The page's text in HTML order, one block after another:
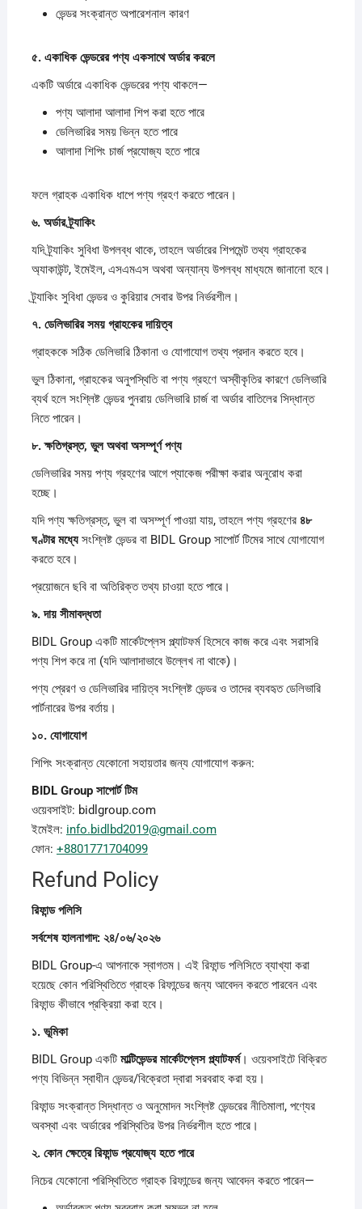
ভেন্ডর সংক্রান্ত অপারেশনাল কারণ
৫. একাধিকভেন্ডরেরপণ্যএকসাথেঅর্ডারকরলে
একটি অর্ডারে একাধিক ভেন্ডরের পণ্য থাকলে—
পণ্য আলাদা আলাদা শিপ করা হতে পারে
ডেলিভারির সময় ভিন্ন হতে পারে
আলাদা শিপিং চার্জ প্রযোজ্য হতে পারে
ফলে গ্রাহক একাধিক ধাপে পণ্য গ্রহণ করতে পারেন।
৬. অর্ডারট্র্যাকিং
যদি ট্র্যাকিং সুবিধা উপলব্ধ থাকে, তাহলে অর্ডারের শিপমেন্ট তথ্য গ্রাহকের
অ্যাকাউন্ট, ইমেইল, এসএমএস অথবা অন্যান্য উপলব্ধ মাধ্যমে জানানো হবে।
ট্র্যাকিং সুবিধা ভেন্ডর ও কুরিয়ার সেবার উপর নির্ভরশীল।
৭. ডেলিভারিরসময়গ্রাহকেরদায়িত্ব
গ্রাহককে সঠিক ডেলিভারি ঠিকানা ও যোগাযোগ তথ্য প্রদান করতে হবে।
ভুল ঠিকানা, গ্রাহকের অনুপস্থিতি বা পণ্য গ্রহণে অস্বীকৃতির কারণে ডেলিভারি
ব্যর্থ হলে সংশ্লিষ্ট ভেন্ডর পুনরায় ডেলিভারি চার্জ বা অর্ডার বাতিলের সিদ্ধান্ত
নিতে পারেন।
৮.ক্ষতিগ্রস্ত, ভুলঅথবাঅসম্পূর্ণপণ্য
ডেলিভারির সময় পণ্য গ্রহণের আগে প্যাকেজ পরীক্ষা করার অনুরোধ করা
হচ্ছে।
যদি পণ্য ক্ষতিগ্রস্ত, ভুল বা অসম্পূর্ণ পাওয়া যায়, তাহলে পণ্য গ্রহণের ৪৮
ঘণ্টারমধ্যেসংশ্লিষ্ট ভেন্ডর বা BIDL Group সাপোর্ট টিমের সাথে যোগাযোগ
করতে হবে।
প্রয়োজনে ছবি বা অতিরিক্ত তথ্য চাওয়া হতে পারে।
৯.দায়সীমাবদ্ধতা
BIDL Group একটি মার্কেটপ্লেস প্ল্যাটফর্ম হিসেবে কাজ করে এবং সরাসরি
পণ্য শিপ করে না (যদি আলাদাভাবে উল্লেখ না থাকে)।
পণ্য প্রেরণ ও ডেলিভারির দায়িত্ব সংশ্লিষ্ট ভেন্ডর ও তাদের ব্যবহৃত ডেলিভারি
পার্টনারের উপর বর্তায়।
১০. যোগাযোগ
শিপিং সংক্রান্ত যেকোনো সহায়তার জন্য যোগাযোগ করুন:
BIDL Group সাপোর্টটিম
ওয়েবসাইট: bidlgroup.com
ইমেইল: info.bidlbd2019@gmail.com
ফোন: +8801771704099
Refund Policy
রিফান্ডপলিসি
সর্বশেষহালনাগাদ: ২৪/০৬/২০২৬
BIDL Group-এ আপনাকে স্বাগতম। এই রিফান্ড পলিসিতে ব্যাখ্যা করা
হয়েছে কোন পরিস্থিতিতে গ্রাহক রিফান্ডের জন্য আবেদন করতে পারবেন এবং
রিফান্ড কীভাবে প্রক্রিয়া করা হবে।
১. ভূমিকা
BIDL Group একটি মাল্টিভেন্ডরমার্কেটপ্লেসপ্ল্যাটফর্ম। ওয়েবসাইটে বিক্রিত
পণ্য বিভিন্ন স্বাধীন ভেন্ডর/বিক্রেতা দ্বারা সরবরাহ করা হয়।
রিফান্ড সংক্রান্ত সিদ্ধান্ত ও অনুমোদন সংশ্লিষ্ট ভেন্ডরের নীতিমালা, পণ্যের
অবস্থা এবং অর্ডারের পরিস্থিতির উপর নির্ভরশীল হতে পারে।
২. কোনক্ষেত্রেরিফান্ডপ্রযোজ্যহতেপারে
নিচের যেকোনো পরিস্থিতিতে গ্রাহক রিফান্ডের জন্য আবেদন করতে পারেন—